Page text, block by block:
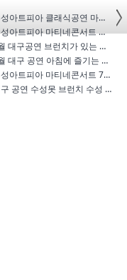
수성아트피아 클래식공연 마티네콘…
수성아트피아 마티네콘서트 임동민 …
7월 대구공연 브런치가 있는 수성아트…
7월 대구 공연 아침에 즐기는 이색데…
수성아트피아 마티네콘서트 7월 임동…
대구 공연 수성못 브런치 수성 아트피…